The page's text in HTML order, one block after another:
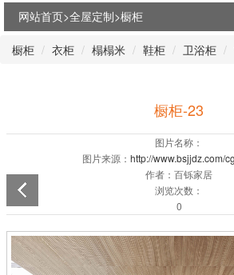
网站首页>全屋定制>橱柜
橱柜 衣柜 榻榻米 鞋柜 卫浴柜
橱柜-23
图片名称：
图片来源： http://www.bsjjdz.com/
作者：百铄家居
浏览次数：
0